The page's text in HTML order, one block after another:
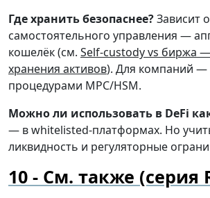
Где хранить безопаснее?Зависит
самостоятельного управления —
кошелёк (см. Self-custody vs биржа
хранения активов). Для компаний —
процедурами MPC/HSM.
Можно ли использовать в DeFi
— в whitelisted-платформах. Но
ликвидность и регуляторные
См. также (серия